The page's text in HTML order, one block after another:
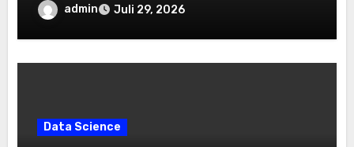
admin Juli 29, 2026
Data Science